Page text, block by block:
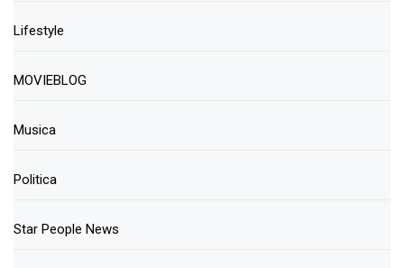
Lifestyle
MOVIEBLOG
Musica
Politica
Star People News